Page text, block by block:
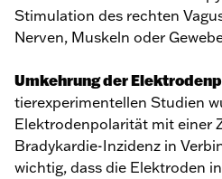
Stimulation des rechten
Nerven, Muskeln oder
Umkehrung der
tierexperimentellen Studien
Elektrodenpolarität mit einer
Bradykardie-Inzidenz in
wichtig, dass die Elektroden